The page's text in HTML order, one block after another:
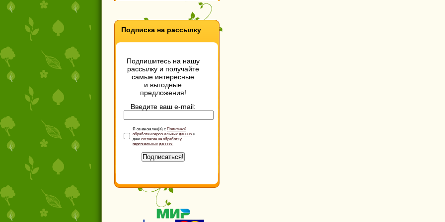
Подписка на рассылку
Подпишитесь на нашу
рассылку и получайте
самые интересные
и выгодные
предложения!
Введите ваш e-mail:
Я ознакомлен(а) с Политикой
обработки персональных данных и
даю согласие на обработку
персональных данных.
Подписаться!